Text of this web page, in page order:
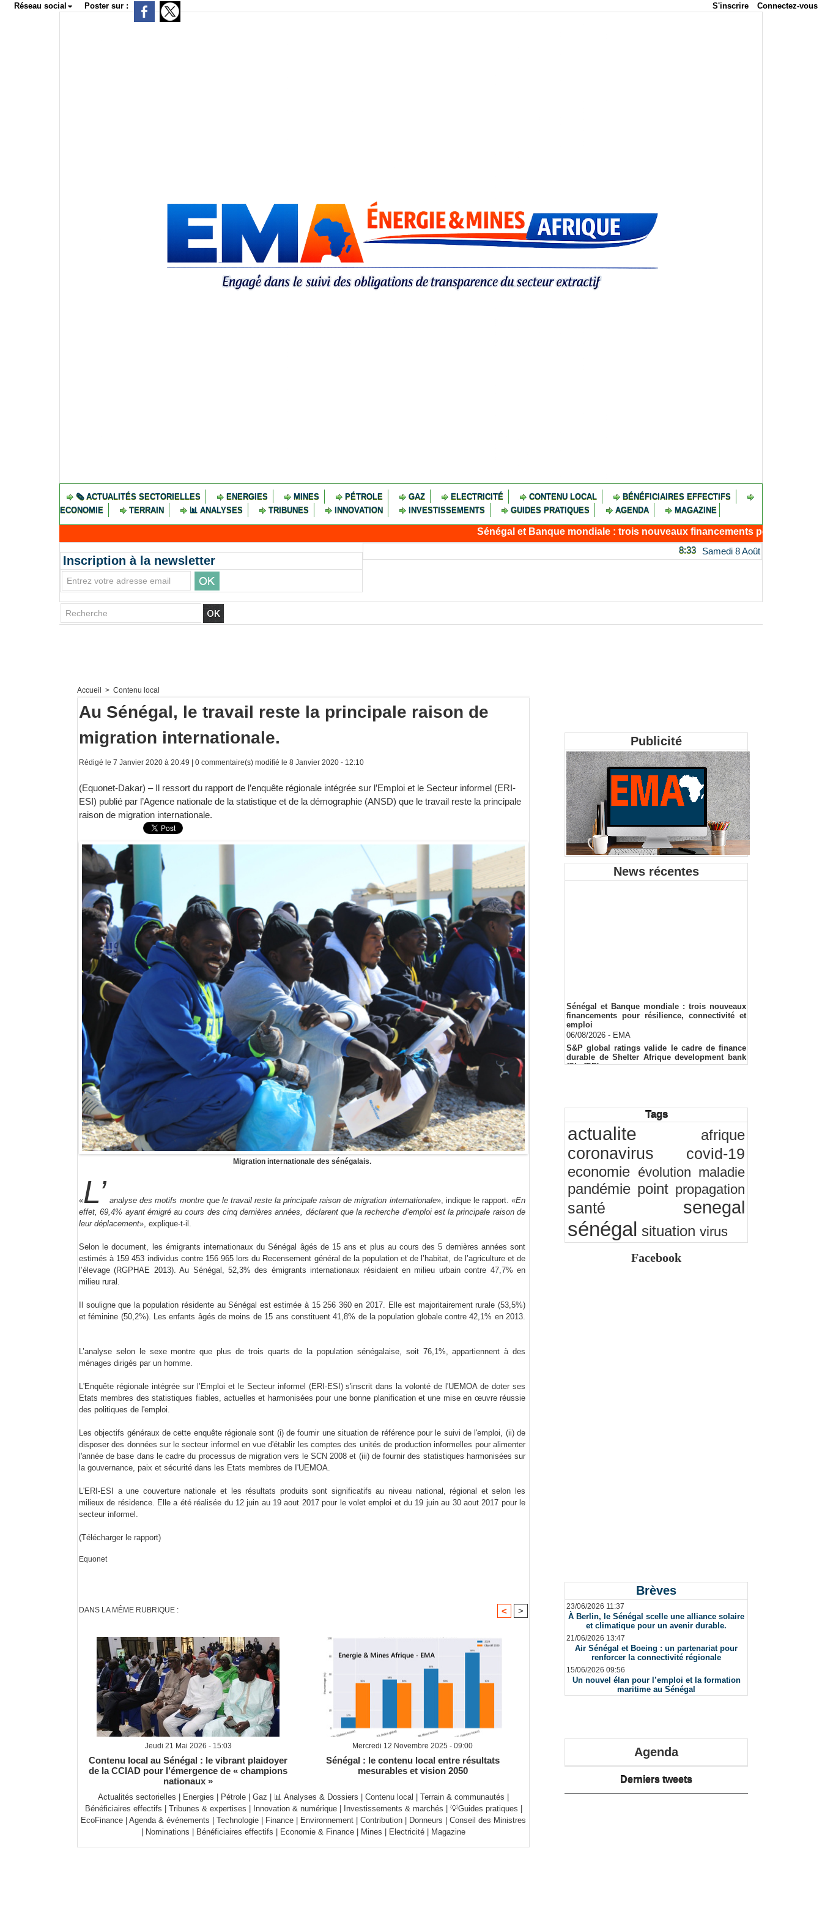
Réseau social Poster sur : Connectez-vous
S'inscrire
🗞️ ACTUALITÉS SECTORIELLES ENERGIES MINES PÉTROLE GAZ ELECTRICITÉ CONTENU LOCAL
BÉNÉFICIAIRES EFFECTIFS
ECONOMIE
TERRAIN 📊 ANALYSES TRIBUNES INNOVATION INVESTISSEMENTS GUIDES PRATIQUES AGENDA MAGAZINE
Sénégal et Banque mondiale : trois nouveaux financements pour résilience,
Inscription à la newsletter
Samedi 8 Août
8:33
Accueil > Contenu local
Au Sénégal, le travail reste la principale raison de
migration internationale.
Rédigé le 7 Janvier 2020 à 20:49 | 0 commentaire(s) modifié le 8 Janvier 2020 - 12:10
(Equonet-Dakar) – Il ressort du rapport de l’enquête régionale intégrée sur l’Emploi et le Secteur informel (ERI-
ESI) publié par l’Agence nationale de la statistique et de la démographie (ANSD) que le travail reste la principale
raison de migration internationale.
Migration internationale des sénégalais.
«L’ analyse des motifs montre que le travail reste la principale raison de migration internationale», indique le rapport. «En
effet, 69,4% ayant émigré au cours des cinq dernières années, déclarent que la recherche d’emploi est la principale raison de
leur déplacement», explique-t-il.
Selon le document, les émigrants internationaux du Sénégal âgés de 15 ans et plus au cours des 5 dernières années sont
estimés à 159 453 individus contre 156 965 lors du Recensement général de la population et de l’habitat, de l’agriculture et de
l’élevage (RGPHAE 2013). Au Sénégal, 52,3% des émigrants internationaux résidaient en milieu urbain contre 47,7% en
milieu rural.
Il souligne que la population résidente au Sénégal est estimée à 15 256 360 en 2017. Elle est majoritairement rurale (53,5%)
et féminine (50,2%). Les enfants âgés de moins de 15 ans constituent 41,8% de la population globale contre 42,1% en 2013.
L’analyse selon le sexe montre que plus de trois quarts de la population sénégalaise, soit 76,1%, appartiennent à des
ménages dirigés par un homme.
L'Enquête régionale intégrée sur l’Emploi et le Secteur informel (ERI-ESI) s'inscrit dans la volonté de l'UEMOA de doter ses
Etats membres des statistiques fiables, actuelles et harmonisées pour une bonne planification et une mise en œuvre réussie
des politiques de l'emploi.
Les objectifs généraux de cette enquête régionale sont (i) de fournir une situation de référence pour le suivi de l'emploi, (ii) de
disposer des données sur le secteur informel en vue d'établir les comptes des unités de production informelles pour alimenter
l'année de base dans le cadre du processus de migration vers le SCN 2008 et (iii) de fournir des statistiques harmonisées sur
la gouvernance, paix et sécurité dans les Etats membres de I'UEMOA.
L'ERI-ESI a une couverture nationale et les résultats produits sont significatifs au niveau national, régional et selon les
milieux de résidence. Elle a été réalisée du 12 juin au 19 aout 2017 pour le volet emploi et du 19 juin au 30 aout 2017 pour le
secteur informel.
(Télécharger le rapport)
Equonet
DANS LA MÊME RUBRIQUE : < >
Jeudi 21 Mai 2026 - 15:03
Contenu local au Sénégal : le vibrant plaidoyer
de la CCIAD pour l’émergence de « champions
nationaux »
Mercredi 12 Novembre 2025 - 09:00
Sénégal : le contenu local entre résultats
mesurables et vision 2050
Actualités sectorielles | Energies | Pétrole | Gaz | 📊 Analyses & Dossiers | Contenu local | Terrain & communautés |
Bénéficiaires effectifs | Tribunes & expertises | Innovation & numérique | Investissements & marchés | 💡Guides pratiques |
EcoFinance | Agenda & événements | Technologie | Finance | Environnement | Contribution | Donneurs | Conseil des Ministres
| Nominations | Bénéficiaires effectifs | Economie & Finance | Mines | Electricité | Magazine
Publicité
News récentes
financements pour résilience, connectivité et
emploi
06/08/2026
EMA
S&P global ratings valide le cadre de finance
durable de Shelter Afrique development bank
(ShafDB)
06/08/2026 -EMA
05/08/2026 -Ndakhté M. GAYE
Observatoire des finances locales - Obfiloc :
transparence locale, impact national
26/07/2026 -Ndakhté M. GAYE
Rapport Bceao 2025 : résilience, transition et
innovation
24/07/2026 -Ndakhté M. GAYE
Tags
actualite afrique
coronavirus
covid-19
economie évolution maladie
pandémie point propagation
santé senegal
sénégal situation virus
Facebook
Brèves
23/06/2026 11:37
À Berlin, le Sénégal scelle une alliance solaire
et climatique pour un avenir durable.
21/06/2026 13:47
Air Sénégal et Boeing : un partenariat pour
renforcer la connectivité régionale
15/06/2026 09:56
Un nouvel élan pour l’emploi et la formation
maritime au Sénégal
Agenda
Derniers tweets